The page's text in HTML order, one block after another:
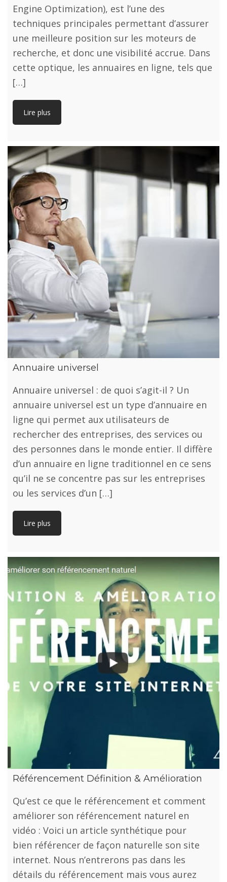
Engine Optimization), est l’une des
techniques principales permettant d’assurer
une meilleure position sur les moteurs de
recherche, et donc une visibilité accrue. Dans
cette optique, les annuaires en ligne, tels que
[…]
Lire plus
Annuaire universel
Annuaire universel : de quoi s’agit-il ? Un
annuaire universel est un type d’annuaire en
ligne qui permet aux utilisateurs de
rechercher des entreprises, des services ou
des personnes dans le monde entier. Il diffère
d’un annuaire en ligne traditionnel en ce sens
qu’il ne se concentre pas sur les entreprises
ou les services d’un […]
Lire plus
Référencement Définition & Amélioration
Qu’est ce que le référencement et comment
améliorer son référencement naturel en
vidéo : Voici un article synthétique pour
bien référencer de façon naturelle son site
internet. Nous n’entrerons pas dans les
détails du référencement mais vous aurez